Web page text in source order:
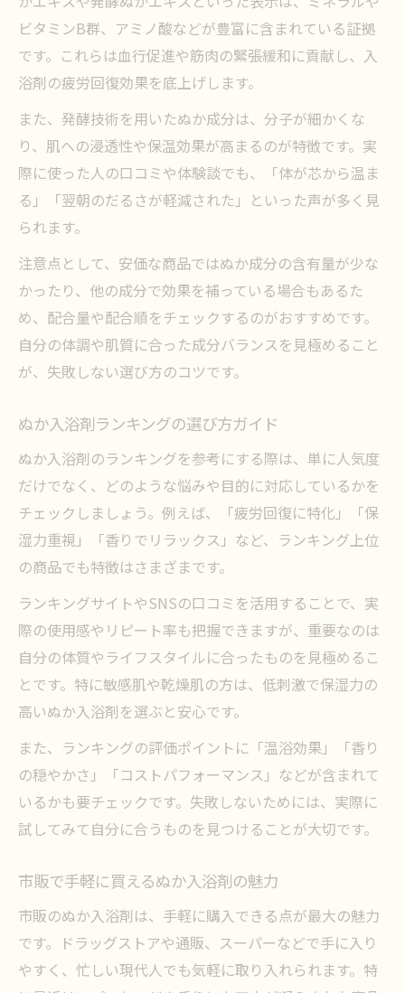
ビタミンB群、アミノ酸などが豊富に含まれている証拠
です。これらは血行促進や筋肉の緊張緩和に貢献し、入
浴剤の疲労回復効果を底上げします。
また、発酵技術を用いたぬか成分は、分子が細かくな
り、肌への浸透性や保温効果が高まるのが特徴です。実
際に使った人の口コミや体験談でも、「体が芯から温ま
る」「翌朝のだるさが軽減された」といった声が多く見
られます。
注意点として、安価な商品ではぬか成分の含有量が少な
かったり、他の成分で効果を補っている場合もあるた
め、配合量や配合順をチェックするのがおすすめです。
自分の体調や肌質に合った成分バランスを見極めること
が、失敗しない選び方のコツです。
ぬか入浴剤ランキングの選び方ガイド
ぬか入浴剤のランキングを参考にする際は、単に人気度
だけでなく、どのような悩みや目的に対応しているかを
チェックしましょう。例えば、「疲労回復に特化」「保
湿力重視」「香りでリラックス」など、ランキング上位
の商品でも特徴はさまざまです。
ランキングサイトやSNSの口コミを活用することで、実
際の使用感やリピート率も把握できますが、重要なのは
自分の体質やライフスタイルに合ったものを見極めるこ
とです。特に敏感肌や乾燥肌の方は、低刺激で保湿力の
高いぬか入浴剤を選ぶと安心です。
また、ランキングの評価ポイントに「温浴効果」「香り
の穏やかさ」「コストパフォーマンス」などが含まれて
いるかも要チェックです。失敗しないためには、実際に
試してみて自分に合うものを見つけることが大切です。
市販で手軽に買えるぬか入浴剤の魅力
市販のぬか入浴剤は、手軽に購入できる点が最大の魅力
です。ドラッグストアや通販、スーパーなどで手に入り
やすく、忙しい現代人でも気軽に取り入れられます。特